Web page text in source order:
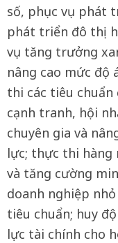
số, phục vụ phát
phát triển đô thị
vụ tăng trưởng
nâng cao mức độ
thi các tiêu chuẩn
cạnh tranh, hội
chuyên gia và
lực; thực thi
và tăng cường
doanh nghiệp
tiêu chuẩn; huy
lực tài chính cho